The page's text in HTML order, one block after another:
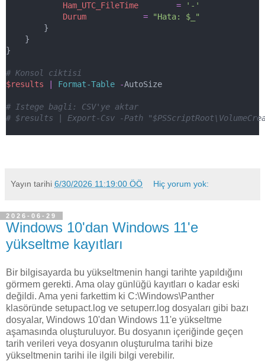
Ham_UTC_FileTime
=
'-'
Durum
=
"Hata: $_"
}
}
}
# Konsol ciktisi
$results
Format-Table -AutoSize
# Istege bagli: CSV'ye aktar
# $results | Export-Csv -Path
Yayın tarihi 6/30/2026 11:19:00 ÖÖ Hiç yorum yok:
2026-06-29
Windows 10'dan Windows 11'e
yükseltme kayıtları
Bir bilgisayarda bu yükseltmenin hangi tarihte yapıldığını
görmem gerekti. Ama olay günlüğü kayıtları o kadar eski
değildi. Ama yeni farkettim ki C:\Windows\Panther
klasöründe setupact.log ve setuperr.log dosyaları gibi bazı
dosyalar, Windows 10'dan Windows 11'e yükseltme
aşamasında oluşturuluyor. Bu dosyanın içeriğinde geçen
tarih verileri veya dosyanın oluşturulma tarihi bize
yükseltmenin tarihi ile ilgili bilgi verebilir.